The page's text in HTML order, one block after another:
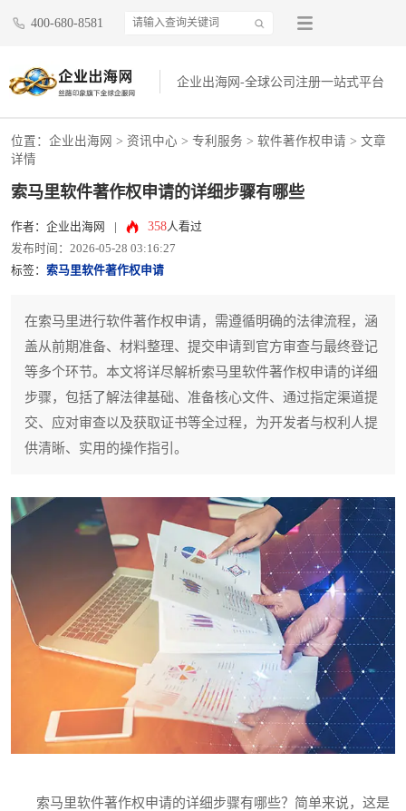
400-680-8581
企业出海网-全球公司注册一站式平台
位置： 企业出海网 > 资讯中心 > 专利服务 > 软件著作权申请 > 文章
详情
索马里软件著作权申请的详细步骤有哪些
作者：企业出海网 358人看过
发布时间：2026-05-28 03:16:27
标签： 索马里软件著作权申请
在索马里进行软件著作权申请，需遵循明确的法律流程，涵
盖从前期准备、材料整理、提交申请到官方审查与最终登记
等多个环节。本文将详尽解析索马里软件著作权申请的详细
步骤，包括了解法律基础、准备核心文件、通过指定渠道提
交、应对审查以及获取证书等全过程，为开发者与权利人提
供清晰、实用的操作指引。
索马里软件著作权申请的详细步骤有哪些？简单来说，这是